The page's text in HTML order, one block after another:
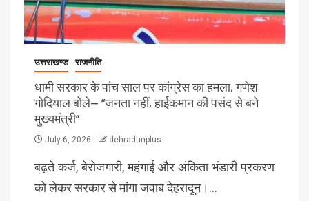
उत्तराखण्ड राजनीति
धामी सरकार के पांच साल पर कांग्रेस का हमला, गणेश
गोदियाल बोले— “जनता नहीं, हाईकमान की पसंद से बने
मुख्यमंत्री”
July 6, 2026 dehradunplus
बढ़ते कर्ज, बेरोजगारी, महंगाई और अंकिता भंडारी प्रकरण
को लेकर सरकार से मांगा जवाब देहरादून।…